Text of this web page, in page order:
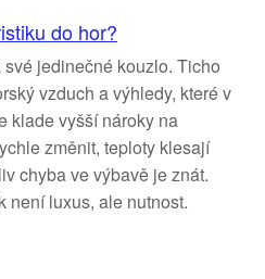
do hor?
jedinečné kouzlo. Ticho
vzduch a výhledy, které v
klade vyšší nároky na
změnit, teploty klesají
chyba ve výbavě je znát.
není luxus, ale nutnost.